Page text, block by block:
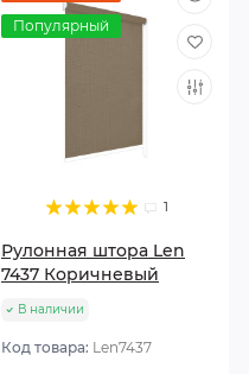
Популярный
1
Рулонная штора Len
7437 Коричневый
В наличии
Код товара: Len7437